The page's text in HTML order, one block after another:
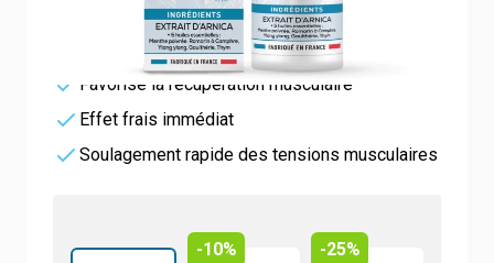
4.8/5 -5 reviews
Apaise et détend les muscles
Favorise la récupération musculaire
Effet frais immédiat
Soulagement rapide des tensions musculaires
-10% -25%